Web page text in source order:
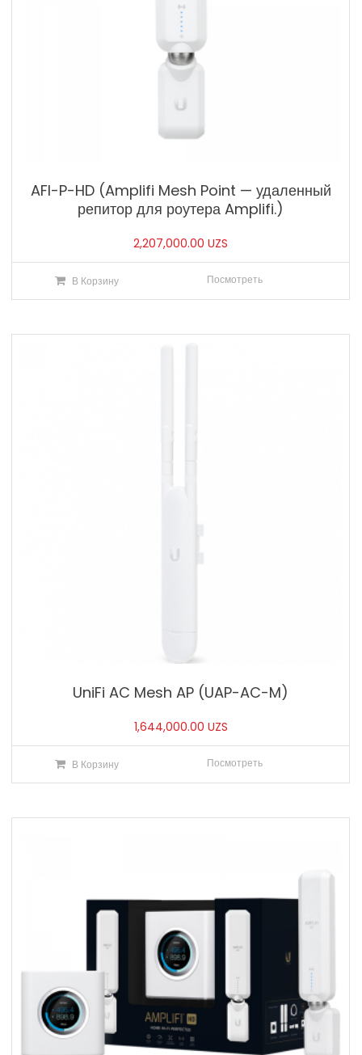
AFI-P-HD (Amplifi Mesh Point — удаленный
репитор для роутера Amplifi.)
2,207,000.00UZS
В Корзину Посмотреть
UniFi AC Mesh AP (UAP-AC-M)
1,644,000.00 UZS
В Корзину Посмотреть